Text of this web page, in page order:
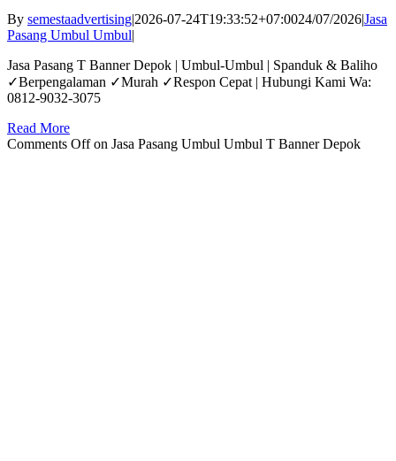
By semestaadvertising|2026-07-24T19:33:52+07:0024/07/2026|Jasa
Pasang Umbul Umbul|
Jasa Pasang T Banner Depok | Umbul-Umbul | Spanduk & Baliho
✓Berpengalaman ✓Murah ✓Respon Cepat | Hubungi Kami Wa:
0812-9032-3075
Read More
Comments Offon Jasa Pasang Umbul Umbul T Banner Depok